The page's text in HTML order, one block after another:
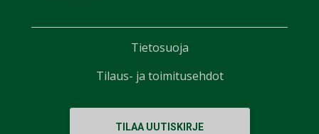
TILAA UUTISKIRJE
Tietosuoja
Tilaus- ja toimitusehdot